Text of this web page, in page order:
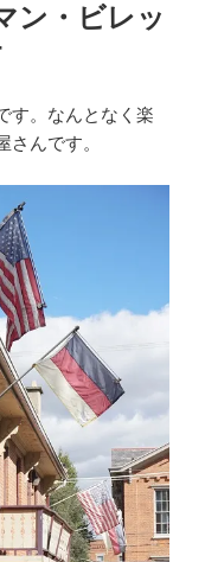
ン・ビレッ
す。なんとなく楽
んです。